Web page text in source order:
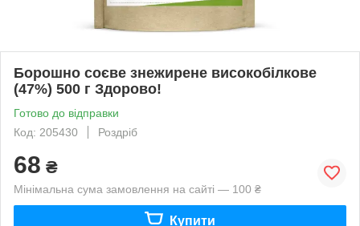
Борошно соєве знежирене високобілкове
(47%) 500 г Здорово!
Готово до відправки
Код: 205430
Роздріб
68 ₴
Мінімальна сума замовлення на сайті — 100 ₴
Купити